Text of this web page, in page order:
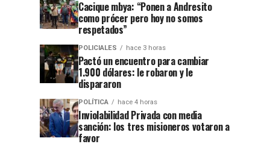
Cacique mbya: “Ponen a Andresito
como prócer pero hoy no somos
respetados”
POLICIALES hace 3 horas
Pactó un encuentro para cambiar
1.900 dólares: le robaron y le
dispararon
POLÍTICA hace 4 horas
Inviolabilidad Privada con media
sanción: los tres misioneros votaron a
favor